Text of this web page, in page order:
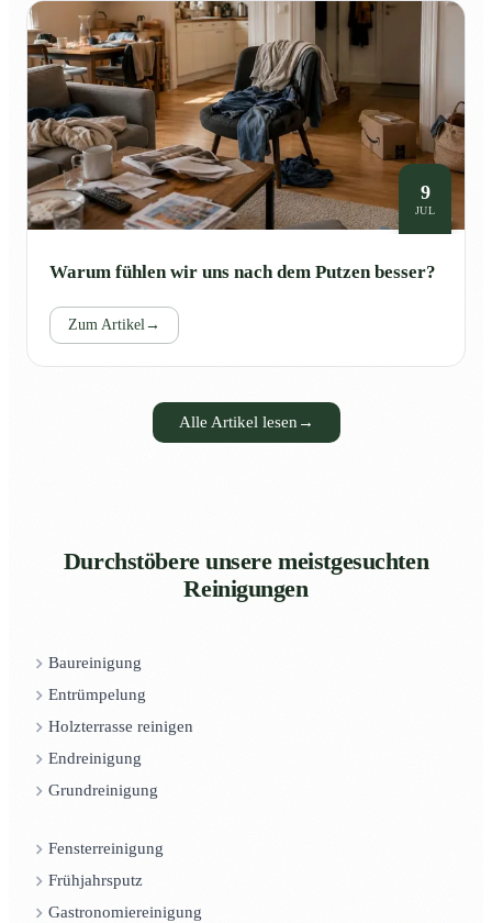
9
JUL
Warum fühlen wir uns nach dem Putzen besser?
Zum Artikel→
Alle Artikel lesen →
Durchstöbere unsere meistgesuchten
Reinigungen
Baureinigung
Entrümpelung
Holzterrasse reinigen
Endreinigung
Grundreinigung
Fensterreinigung
Frühjahrsputz
Gastronomiereinigung